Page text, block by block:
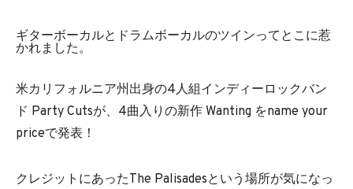
ギターボーカルとドラムボーカルのツインってとこに惹
かれました。
米カリフォルニア州出身の4人組インディーロックバン
ド Party Cutsが、4曲入りの新作 Wanting をname your
priceで発表！
クレジットにあったThe Palisadesという場所が気になっ